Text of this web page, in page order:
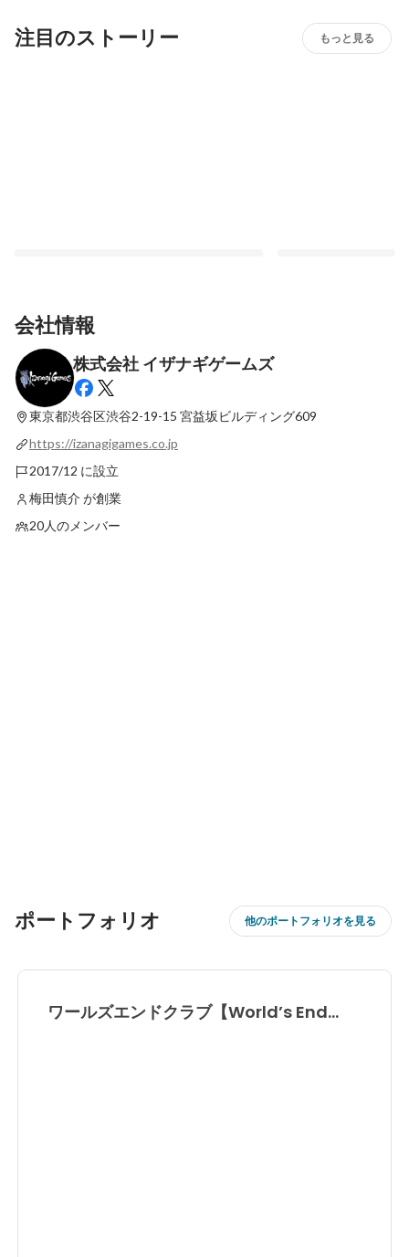
注目のストーリー もっと見る
「東京クロノス」リーディングステージ
（朗読劇）実施決定！2024年3月30日〜31
日伝承ホールにて全4公演！本日よりVRア
開始！
最新順で表示
ムトゥルーのSwitch
最新順で表示
会社情報
株式会社 イザナギゲームズ
東京都渋谷区渋谷2-19-15 宮益坂ビルディング609
https://izanagigames.co.jp
2017/12 に設立
梅田慎介 が創業
20人のメンバー
ポートフォリオ 他のポートフォリオを見る
ワールズエンドクラブ【World’s End